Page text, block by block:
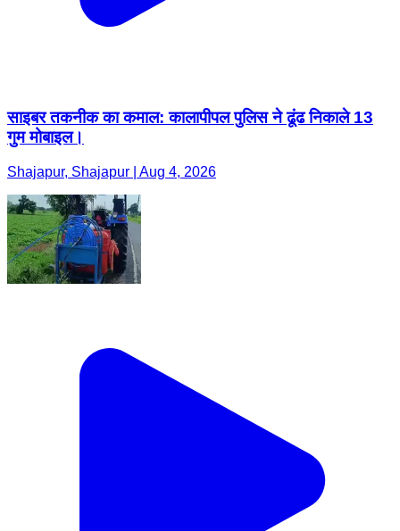
साइबर तकनीक का कमाल: कालापीपल पुलिस ने ढूंढ निकाले 13
गुम मोबाइल।
Shajapur, Shajapur | Aug 4, 2026